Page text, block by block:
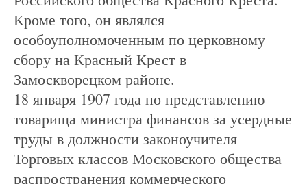
Кроме того, он являлся
особоуполномоченным по церковному
сбору на Красный Крест в
Замоскворецком районе.
18 января 1907 года по представлению
товарища министра финансов за усердные
труды в должности законоучителя
Торговых классов Московского общества
распространения коммерческого